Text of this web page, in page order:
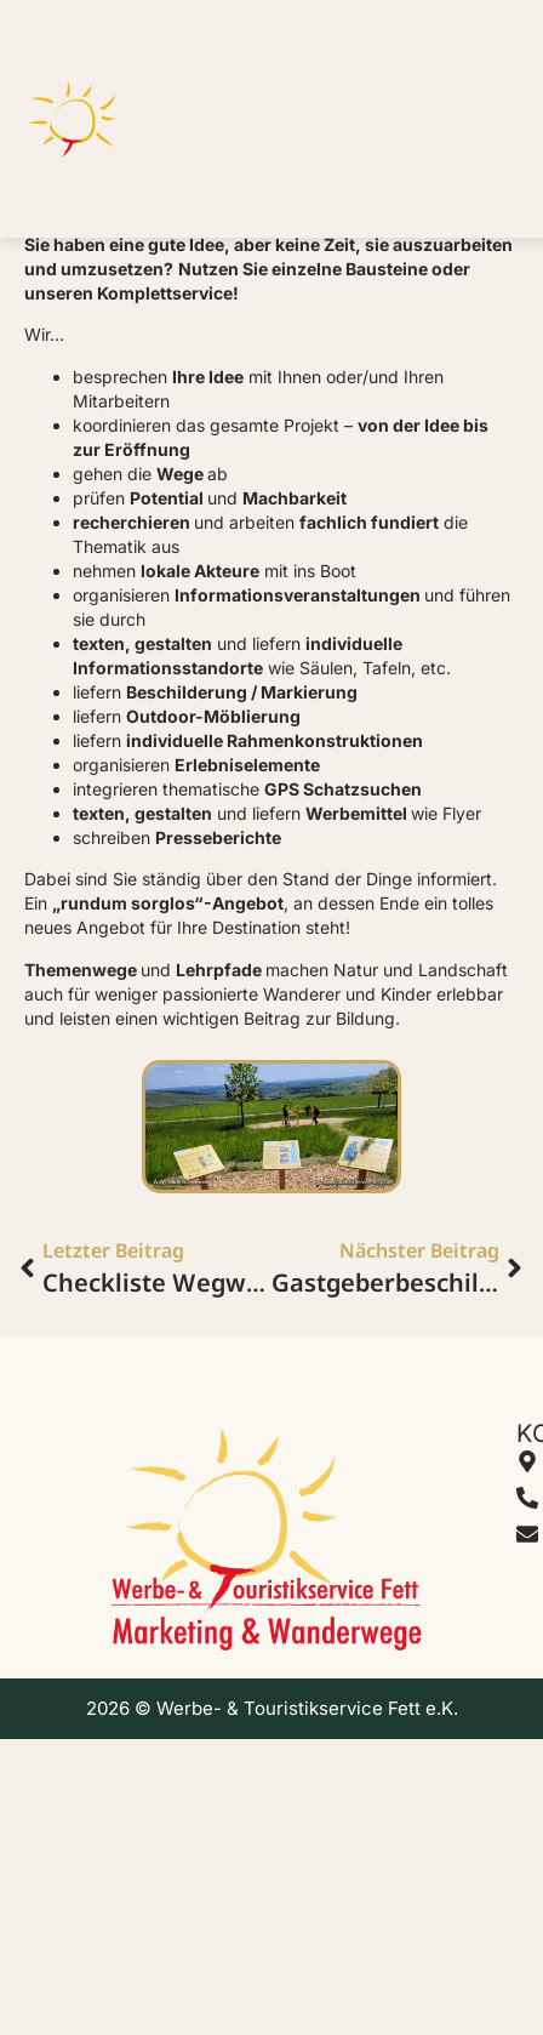
Themenwege / Lehrpfade
Sie haben eine gute Idee, aber keine Zeit, sie auszuarbeiten
und umzusetzen? Nutzen Sie einzelne Bausteine oder
unseren Komplettservice!
Wir…
besprechen Ihre Idee mit Ihnen oder/und Ihren
Mitarbeitern
koordinieren das gesamte Projekt – von der Idee bis
zur Eröffnung
gehen die Wegeab
prüfen Potential und Machbarkeit
recherchieren und arbeiten fachlich fundiert die
Thematik aus
nehmen lokale Akteure mit ins Boot
organisieren Informationsveranstaltungen und führen
sie durch
texten, gestalten und liefern individuelle
Informationsstandorte wie Säulen, Tafeln, etc.
liefern Beschilderung / Markierung
liefern Outdoor-Möblierung
liefern individuelle Rahmenkonstruktionen
organisieren Erlebniselemente
integrieren thematische GPS Schatzsuchen
texten, gestalten und liefern Werbemittel wie Flyer
schreiben Presseberichte
Dabei sind Sie ständig über den Stand der Dinge informiert.
Ein „rundum sorglos“-Angebot, an dessen Ende ein tolles
neues Angebot für Ihre Destination steht!
Themenwege und Lehrpfade machen Natur und Landschaft
auch für weniger passionierte Wanderer und Kinder erlebbar
und leisten einen wichtigen Beitrag zur Bildung.
Letzter Beitrag
Checkliste Wegweiser
Nächster Beitrag
Gastgeberbeschilderung Saar-Hunsrück-Steig
2026 © Werbe- & Touristikservice Fett e.K.